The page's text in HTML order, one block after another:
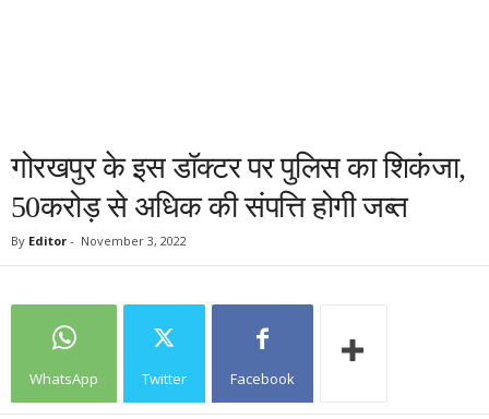
गोरखपुर के इस डॉक्टर पर पुलिस का शिकंजा,
50करोड़ से अधिक की संपत्ति होगी जब्त
By Editor - November 3, 2022
WhatsApp Twitter Facebook